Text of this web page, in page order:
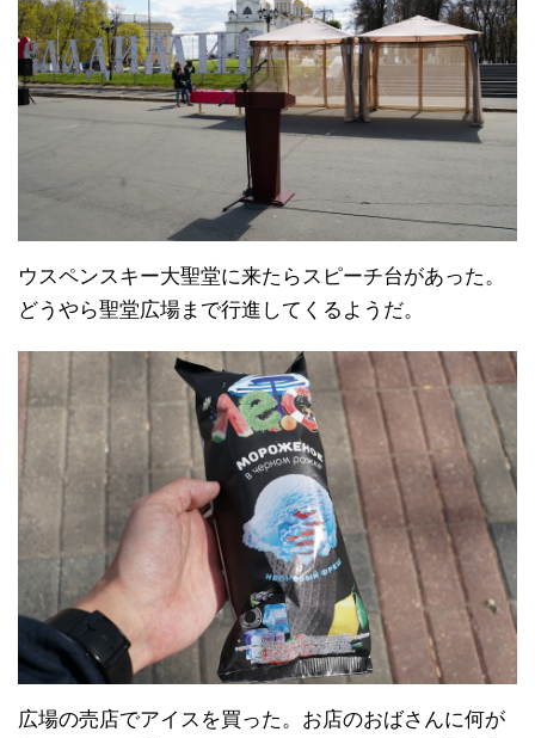
ウスペンスキー大聖堂に来たらスピーチ台があった。
どうやら聖堂広場まで行進してくるようだ。
広場の売店でアイスを買った。お店のおばさんに何が